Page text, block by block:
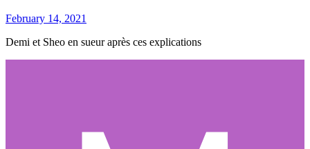
February 14, 2021
Demi et Sheo en sueur après ces explications